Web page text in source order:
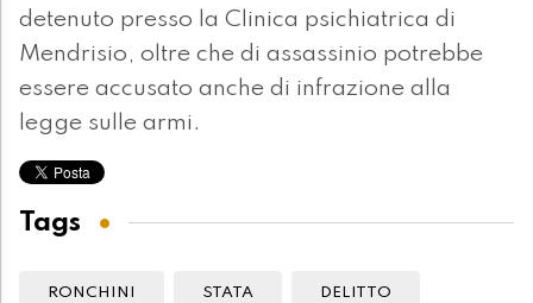
detenuto presso la Clinica psichiatrica di
Mendrisio, oltre che di assassinio potrebbe
essere accusato anche di infrazione alla
legge sulle armi.
Tags
RONCHINI STATA DELITTO